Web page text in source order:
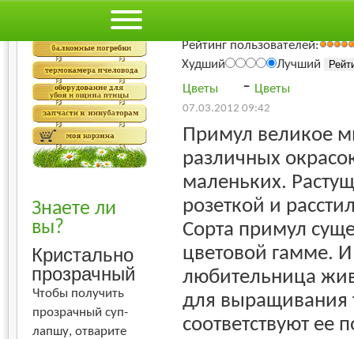
Знаете ли
вы?
Кристально
прозрачный
Чтобы получить
прозрачный суп-
лапшу, отварите
Рейтинг пользователей:
Худший
Лучший
Цветы
- Цветы
07.03.2012 09:42
Примул великое
различных
маленьких.
розеткой и
Сорта примул
цветовой гамме.
любительница
для выращивания
соответствуют ее